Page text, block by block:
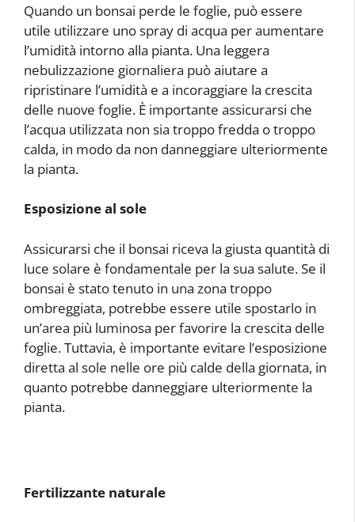
Quando un bonsai perde le foglie, può essere
utile utilizzare uno spray di acqua per aumentare
l’umidità intorno alla pianta. Una leggera
nebulizzazione giornaliera può aiutare a
ripristinare l’umidità e a incoraggiare la crescita
delle nuove foglie. È importante assicurarsi che
l’acqua utilizzata non sia troppo fredda o troppo
calda, in modo da non danneggiare ulteriormente
la pianta.
Esposizione al sole
Assicurarsi che il bonsai riceva la giusta quantità di
luce solare è fondamentale per la sua salute. Se il
bonsai è stato tenuto in una zona troppo
ombreggiata, potrebbe essere utile spostarlo in
un’area più luminosa per favorire la crescita delle
foglie. Tuttavia, è importante evitare l’esposizione
diretta al sole nelle ore più calde della giornata, in
quanto potrebbe danneggiare ulteriormente la
pianta.
Fertilizzante naturale